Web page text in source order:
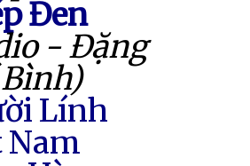
Đen
- Đặng
Lính
Nam